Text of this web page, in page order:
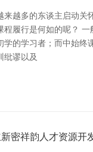
来越多的东谈主启动
程履行是何如的呢？
学的学习者；而中始
纰谬以及
密祥韵人才资源开